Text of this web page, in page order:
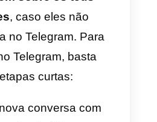
bots permitirá que a
obtenha todos os
domarketing
e acompanhar o
alvo também nesta